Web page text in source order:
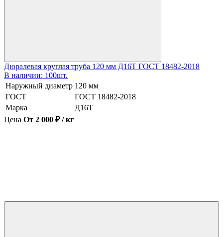
Дюралевая круглая труба 120 мм Д16Т ГОСТ 18482-2018
В наличии: 100шт.
Наружный диаметр 120 мм
ГОСТ
ГОСТ 18482-2018
Марка
Д16Т
Цена От 2 000 ₽ / кг